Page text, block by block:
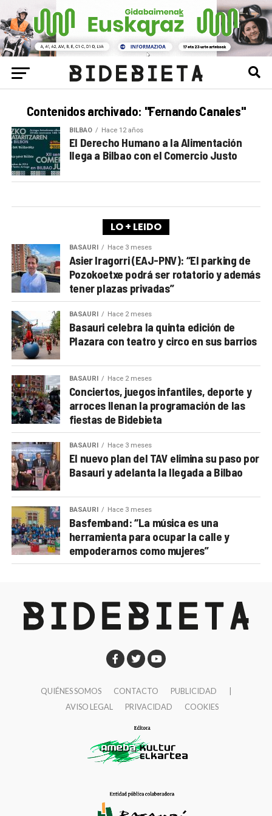
Contenidos archivado: "Fernando Canales"
BILBAO Hace 12 años
El Derecho Humano a la Alimentación
llega a Bilbao con el Comercio Justo
LO + LEIDO
BASAURI Hace 3 meses
Asier Iragorri (EAJ-PNV): “El parking de
Pozokoetxe podrá ser rotatorio y además
tener plazas privadas”
BASAURI Hace 2 meses
Basauri celebra la quinta edición de
Plazara con teatro y circo en sus barrios
BASAURI Hace 2 meses
Conciertos, juegos infantiles, deporte y
arroces llenan la programación de las
fiestas de Bidebieta
BASAURI Hace 3 meses
El nuevo plan del TAV elimina su paso por
Basauri y adelanta la llegada a Bilbao
BASAURI Hace 3 meses
Basfemband: “La música es una
herramienta para ocupar la calle y
empoderarnos como mujeres”
QUIÉNES SOMOS CONTACTO PUBLICIDAD
AVISO LEGAL
PRIVACIDAD COOKIES